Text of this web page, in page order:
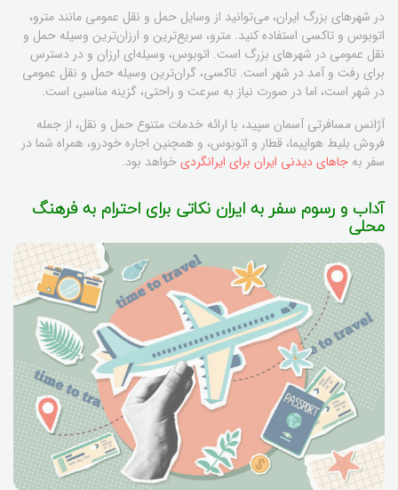
در شهرهای بزرگ ایران، می‌توانید از وسایل حمل و نقل عمومی مانند مترو،
اتوبوس و تاکسی استفاده کنید. مترو، سریع‌ترین و ارزان‌ترین وسیله حمل و
نقل عمومی در شهرهای بزرگ است. اتوبوس، وسیله‌ای ارزان و در دسترس
برای رفت و آمد در شهر است. تاکسی، گران‌ترین وسیله حمل و نقل عمومی
در شهر است، اما در صورت نیاز به سرعت و راحتی، گزینه مناسبی است.
آژانس مسافرتی آسمان سپید، با ارائه خدمات متنوع حمل و نقل، از جمله
فروش بلیط هواپیما، قطار و اتوبوس، و همچنین اجاره خودرو، همراه شما در
سفر به جاهای دیدنی ایران برای ایرانگردیخواهد بود.
آداب و رسوم سفر به ایران نکاتی برای احترام به فرهنگ
محلی